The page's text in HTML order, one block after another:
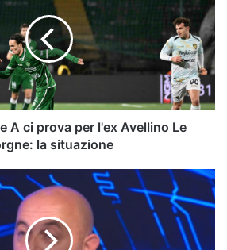
A ci prova per l'ex Avellino Le
la situazione